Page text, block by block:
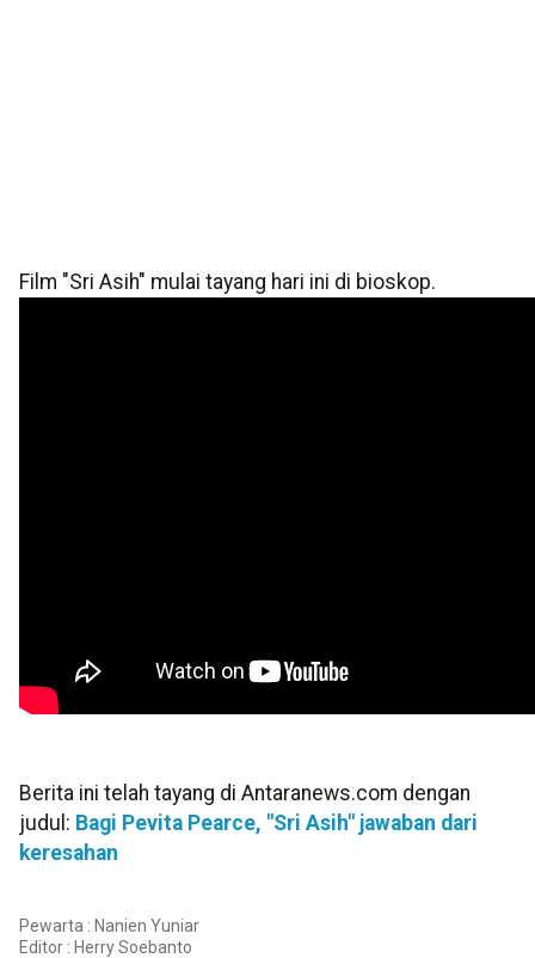
Film "Sri Asih" mulai tayang hari ini di bioskop.
Berita ini telah tayang di Antaranews.com dengan
judul: Bagi Pevita Pearce, "Sri Asih" jawaban dari
keresahan
Pewarta : Nanien Yuniar
Editor : Herry Soebanto